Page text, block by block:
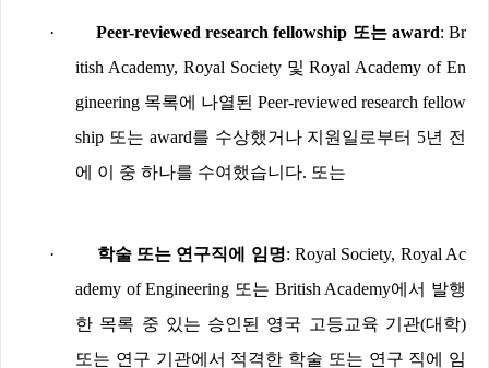
· Peer-reviewed research fellowship 또는award: Br
itish Academy, Royal Society 및 Royal Academy of En
gineering 목록에 나열된 Peer-reviewed research fellow
ship 또는 award를 수상했거나 지원일로부터 5년 전
에 이 중 하나를 수여했습니다. 또는
· 학술 또는 연구직에 임명: Royal Society, Royal Ac
ademy of Engineering 또는 British Academy에서 발행
한 목록 중 있는 승인된 영국 고등교육 기관(대학)
또는 연구 기관에서 적격한 학술 또는 연구 직에 임